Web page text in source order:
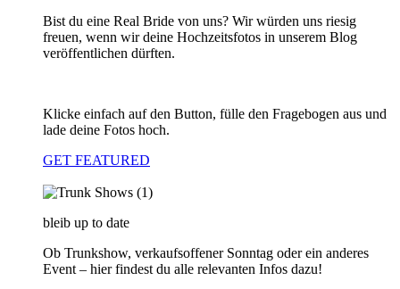
Bist du eine Real Bride von uns? Wir würden uns riesig
freuen, wenn wir deine Hochzeitsfotos in unserem Blog
veröffentlichen dürften.
Klicke einfach auf den Button, fülle den Fragebogen aus und
lade deine Fotos hoch.
GET FEATURED
bleib up to date
Ob Trunkshow, verkaufsoffener Sonntag oder ein anderes
Event – hier findest du alle relevanten Infos dazu!